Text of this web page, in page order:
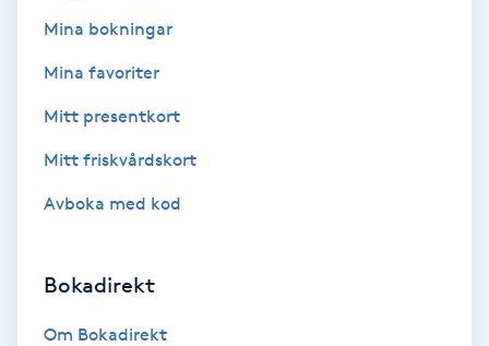
Bröllopsuppsättning
Celluliter
Mina bokningar
Mina favoriter
Mitt presentkort
Mitt friskvårdskort
Avboka med kod
Bokadirekt
Om Bokadirekt